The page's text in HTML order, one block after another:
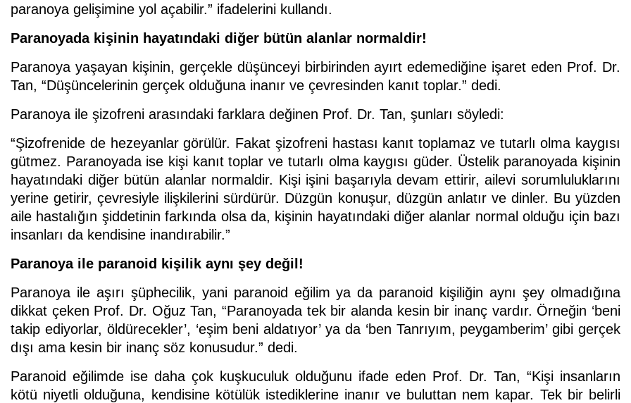
paranoya gelişimine yol açabilir.” ifadelerini kullandı.
Paranoyada kişinin hayatındaki diğer bütün alanlar normaldir!
Paranoya yaşayan kişinin, gerçekle düşünceyi birbirinden ayırt edemediğine işaret eden Prof. Dr.
Tan, “Düşüncelerinin gerçek olduğuna inanır ve çevresinden kanıt toplar.” dedi.
Paranoya ile şizofreni arasındaki farklara değinen Prof. Dr. Tan, şunları söyledi:
“Şizofrenide de hezeyanlar görülür. Fakat şizofreni hastası kanıt toplamaz ve tutarlı olma kaygısı
gütmez. Paranoyada ise kişi kanıt toplar ve tutarlı olma kaygısı güder. Üstelik paranoyada kişinin
hayatındaki diğer bütün alanlar normaldir. Kişi işini başarıyla devam ettirir, ailevi sorumluluklarını
yerine getirir, çevresiyle ilişkilerini sürdürür. Düzgün konuşur, düzgün anlatır ve dinler. Bu yüzden
aile hastalığın şiddetinin farkında olsa da, kişinin hayatındaki diğer alanlar normal olduğu için bazı
insanları da kendisine inandırabilir.”
Paranoya ile paranoid kişilik aynı şey değil!
Paranoya ile aşırı şüphecilik, yani paranoid eğilim ya da paranoid kişiliğin aynı şey olmadığına
dikkat çeken Prof. Dr. Oğuz Tan, “Paranoyada tek bir alanda kesin bir inanç vardır. Örneğin ‘beni
takip ediyorlar, öldürecekler’, ‘eşim beni aldatıyor’ ya da ‘ben Tanrıyım, peygamberim’ gibi gerçek
dışı ama kesin bir inanç söz konusudur.” dedi.
Paranoid eğilimde ise daha çok kuşkuculuk olduğunu ifade eden Prof. Dr. Tan, “Kişi insanların
kötü niyetli olduğuna, kendisine kötülük istediklerine inanır ve buluttan nem kapar. Tek bir belirli